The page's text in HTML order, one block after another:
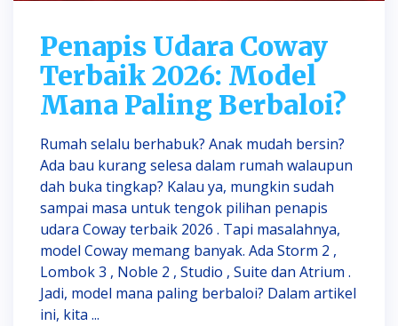
Penapis Udara Coway
Terbaik 2026: Model
Mana Paling Berbaloi?
Rumah selalu berhabuk? Anak mudah bersin?
Ada bau kurang selesa dalam rumah walaupun
dah buka tingkap? Kalau ya, mungkin sudah
sampai masa untuk tengok pilihan penapis
udara Coway terbaik 2026 . Tapi masalahnya,
model Coway memang banyak. Ada Storm 2 ,
Lombok 3 , Noble 2 , Studio , Suite dan Atrium .
Jadi, model mana paling berbaloi? Dalam artikel
ini, kita ...